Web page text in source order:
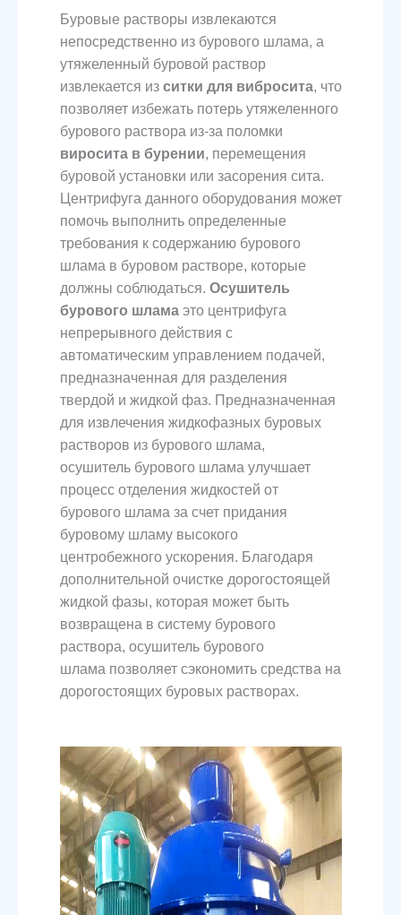
Буровые растворы извлекаются
непосредственно из бурового шлама, а
утяжеленный буровой раствор
извлекается из ситки для вибросита, что
позволяет избежать потерь утяжеленного
бурового раствора из-за поломки
виросита в бурении, перемещения
буровой установки или засорения сита.
Центрифуга данного оборудования может
помочь выполнить определенные
требования к содержанию бурового
шлама в буровом растворе, которые
должны соблюдаться. Осушитель
бурового шламаэто центрифуга
непрерывного действия с
автоматическим управлением подачей,
предназначенная для разделения
твердой и жидкой фаз. Предназначенная
для извлечения жидкофазных буровых
растворов из бурового шлама,
осушитель бурового шлама улучшает
процесс отделения жидкостей от
бурового шлама за счет придания
буровому шламу высокого
центробежного ускорения. Благодаря
дополнительной очистке дорогостоящей
жидкой фазы, которая может быть
возвращена в систему бурового
раствора, осушитель бурового
шлама позволяет сэкономить средства на
дорогостоящих буровых растворах.